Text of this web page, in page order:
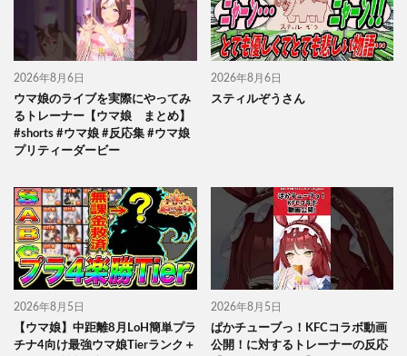
2026年8月6日
ウマ娘のライブを実際にやってみ
るトレーナー【ウマ娘 まとめ】
#shorts #ウマ娘 #反応集 #ウマ娘
プリティーダービー
2026年8月6日
スティルぞうさん
2026年8月5日
【ウマ娘】中距離8月LoH簡単プラ
チナ4向け最強ウマ娘Tierランク＋
2026年8月5日
ぱかチューブっ！KFCコラボ動画
公開！に対するトレーナーの反応